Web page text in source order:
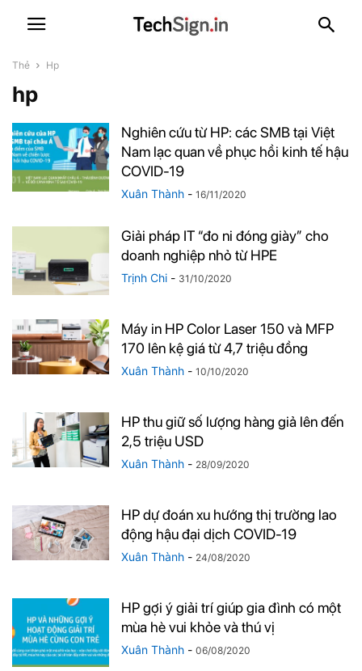
Thẻ Hp
hp
Nghiên cứu từ HP: các SMB tại Việt
Nam lạc quan về phục hồi kinh tế hậu
COVID-19
Xuân Thành - 16/11/2020
Giải pháp IT “đo ni đóng giày” cho
doanh nghiệp nhỏ từ HPE
Trịnh Chi - 31/10/2020
Máy in HP Color Laser 150 và MFP
170 lên kệ giá từ 4,7 triệu đồng
Xuân Thành - 10/10/2020
HP thu giữ số lượng hàng giả lên đến
2,5 triệu USD
Xuân Thành - 28/09/2020
HP dự đoán xu hướng thị trường lao
động hậu đại dịch COVID-19
Xuân Thành - 24/08/2020
HP gợi ý giải trí giúp gia đình có một
mùa hè vui khỏe và thú vị
Xuân Thành - 06/08/2020